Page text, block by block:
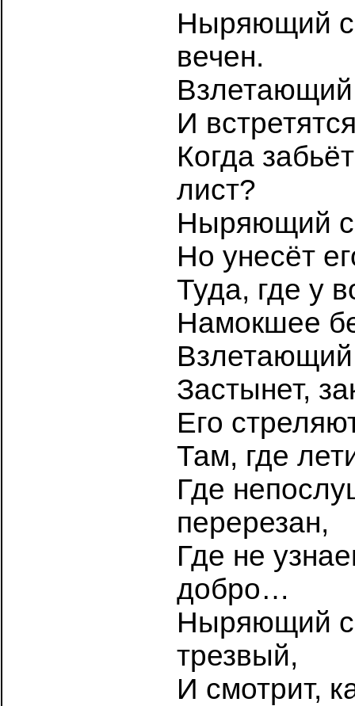
Ныряющий с
вечен.
Взлетающий
И
Когда
лист?
Ныряющий с
Но унесёт
Туда, где у
Намокшее
Застынет,
Его
Там, где
Где
перерезан,
Где не
добро…
Ныряющий с
трезвый,
И смотрит,